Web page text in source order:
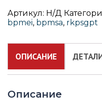
Артикул: Н/Д
bpmei, bpmsa, rkpsgpt
ОПИСАНИЕ
Описание